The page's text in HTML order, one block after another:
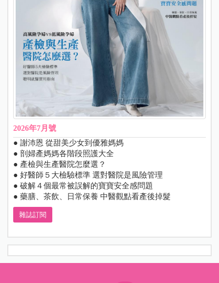
2026年7月號
● 謝沛恩 從甜美少女到優雅媽媽
● 剖婦產媽媽各階段照護大全
● 產檢與生產醫院怎麼選？
● 好醫師５大檢驗標準 選對醫院是風險管理
● 破解４個最常被誤解的寶寶安全感問題
● 藥膳、茶飲、日常保養 中醫觀點看產後掉髮
雜誌訂閱